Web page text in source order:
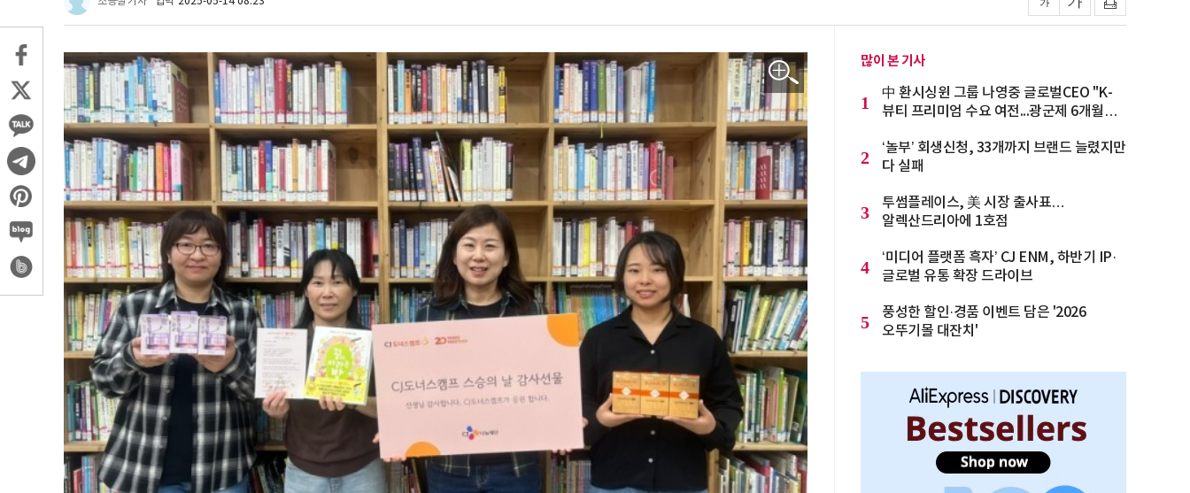
많이 본 기사
1
中 환시싱윈 그룹 나영중 글로벌CEO "K-
뷰티 프리미엄 수요 여전...광군제 6개월
2
‘놀부’ 회생신청, 33개까지 브랜드 늘렸지만
다 실패
3
투썸플레이스, 美 시장 출사표…
알렉산드리아에 1호점
4
‘미디어 플랫폼 흑자’ CJ ENM, 하반기 IP·
글로벌 유통 확장 드라이브
5
풍성한 할인·경품 이벤트 담은 '2026
오뚜기몰 대잔치'